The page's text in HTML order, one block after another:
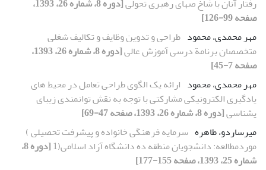
صفحه 99-126]
مهر محمدی، محمود طراحی و تدوین وظایف و تکالیف شغلی
متخصصان برنامة درسی آموزش عالی
[دوره 8، شماره 26، 1393،
صفحه 7-45]
مهر محمدی، محمود ارائه یک الگوی طراحی تعامل در محیط های
یادگیری الکترونیکی مشارکتی با توجه به نقش توانمندی زیبای
یشناسی[دوره 8، شماره 26، 1393، صفحه 47-69]
میرساردو، طاهره سرمایه فرهنگی خانواده و پیشرفت تحصیلی )
موردمطالعه: دانشجویان منطقه ده دانشگاه آزاد اسلامی(1
[دوره 8،
شماره 25، 1393، صفحه 155-177]